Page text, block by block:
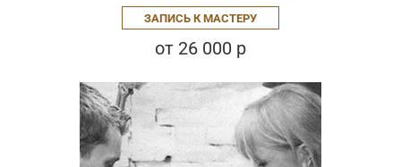
ЗАПИСЬ К МАСТЕРУ
от 26 000 р